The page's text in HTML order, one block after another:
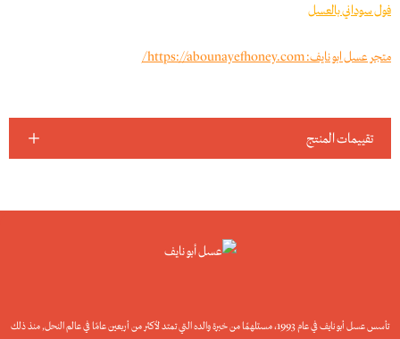
فول سوداني بالعسل
متجر عسل ابو نايف:https://abounayefhoney.com/
تقييمات المنتج
تأسس عسل أبو نايف في عام 1993، مستلهمًا من خبرة والده التي تمتد لأكثر من أربعين عامًا في عالم النحل, منذ ذلك